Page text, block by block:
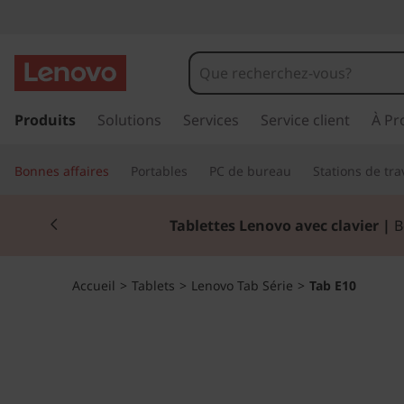
a
b
E
1
a
e
Produits Solutions Services Service client À
Bonnes affaires Portables PC de bureau Stations de
Tablettes Lenovo avec clavier |
Accueil > Tablets > Lenovo Tab Série > Tab E10